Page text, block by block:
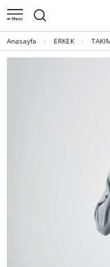
Anasayfa ERKEK